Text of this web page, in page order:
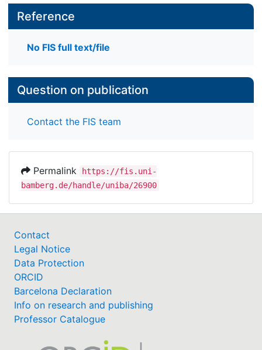
Reference
No FIS full text/file
Question on publication
Contact the FIS team
Permalink
https://fis.uni-
bamberg.de/handle/uniba/26900
Contact
Legal Notice
Data Protection
ORCID
Barcelona Declaration
Info on research and publishing
Professor Catalogue